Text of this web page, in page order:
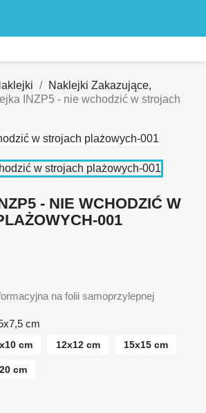
Naklejki Zakazujące,
INZP5 - nie wchodzić w strojach
- NIE WCHODZIĆ W
001
na folii samoprzylepnej
cm
cm 12x12 cm 15x15 cm
cm